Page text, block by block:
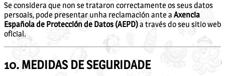
Se considera que non se trataron correctamente os seus datos
persoais, pode presentar unha reclamación ante a Axencia
Española de Protección de Datos (AEPD)a través do seu sitio web
oficial.
10. MEDIDAS DE SEGURIDADE